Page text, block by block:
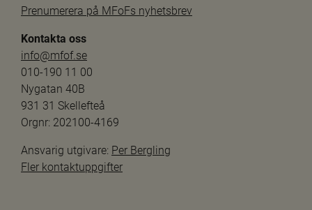
Prenumerera på MFoFs nyhetsbrev
Kontakta oss
info@mfof.se
010-190 11 00
Nygatan 40B
931 31 Skellefteå
Orgnr: 202100-4169
Ansvarig utgivare: Per Bergling
Fler kontaktuppgifter